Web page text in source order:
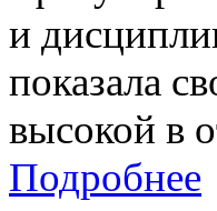
и
показала
высокой в
Подробнее